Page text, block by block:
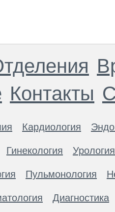
Контакты
Кардиология
Гинекология Урология
Пульмонология
Диагностика